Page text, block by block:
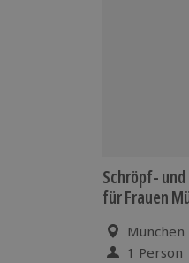
Schröpf-
für Frauen
München
1 Person